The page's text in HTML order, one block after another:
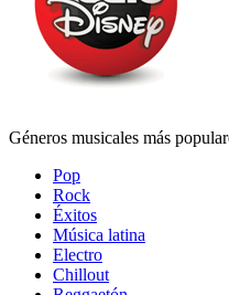
Géneros musicales más
Pop
Rock
Éxitos
Música latina
Electro
Chillout